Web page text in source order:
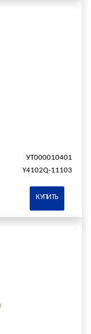
УТ000010401
Y4102Q-11103
КУПИТЬ